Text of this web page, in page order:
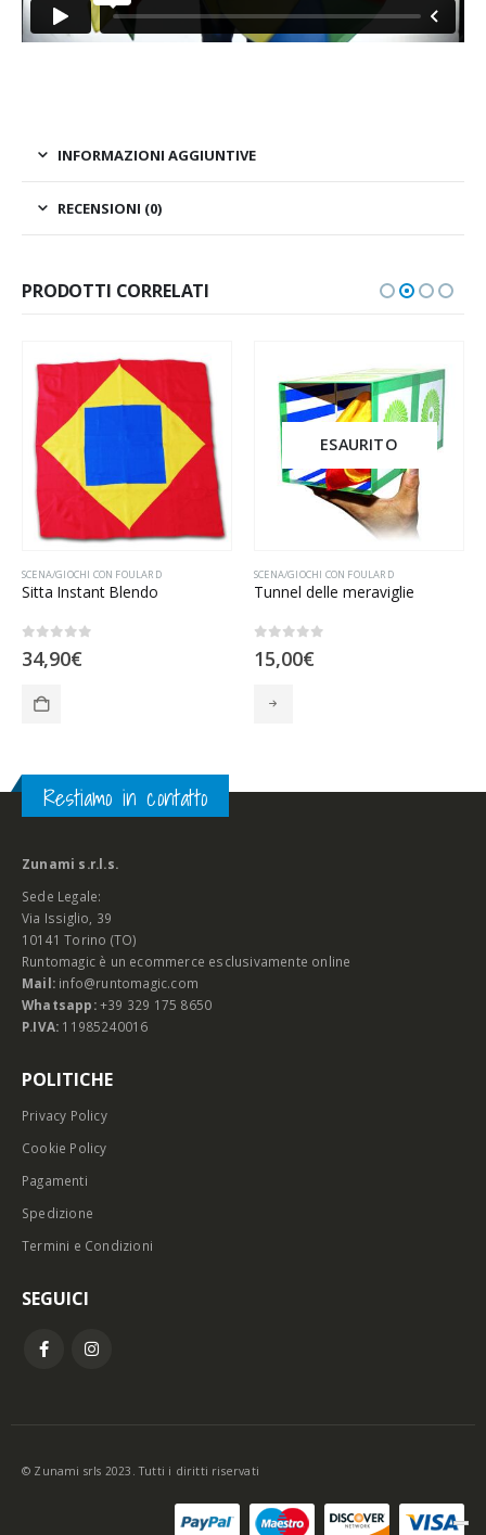
INFORMAZIONI AGGIUNTIVE
RECENSIONI (0)
PRODOTTI CORRELATI
SCENA/GIOCHI CON FOULARD
Sitta Instant Blendo
34,90€
ESAURITO
SCENA/GIOCHI CON FOULARD
Tunnel delle meraviglie
15,00€
Restiamo in contatto
Zunami s.r.l.s.
Sede Legale:
Via Issiglio, 39
10141 Torino (TO)
Runtomagic è un ecommerce esclusivamente online
Mail: info@runtomagic.com
Whatsapp: +39 329 175 8650
P.IVA: 11985240016
POLITICHE
Privacy Policy
Cookie Policy
Pagamenti
Spedizione
Termini e Condizioni
SEGUICI
© Zunami srls 2023. Tutti i diritti riservati